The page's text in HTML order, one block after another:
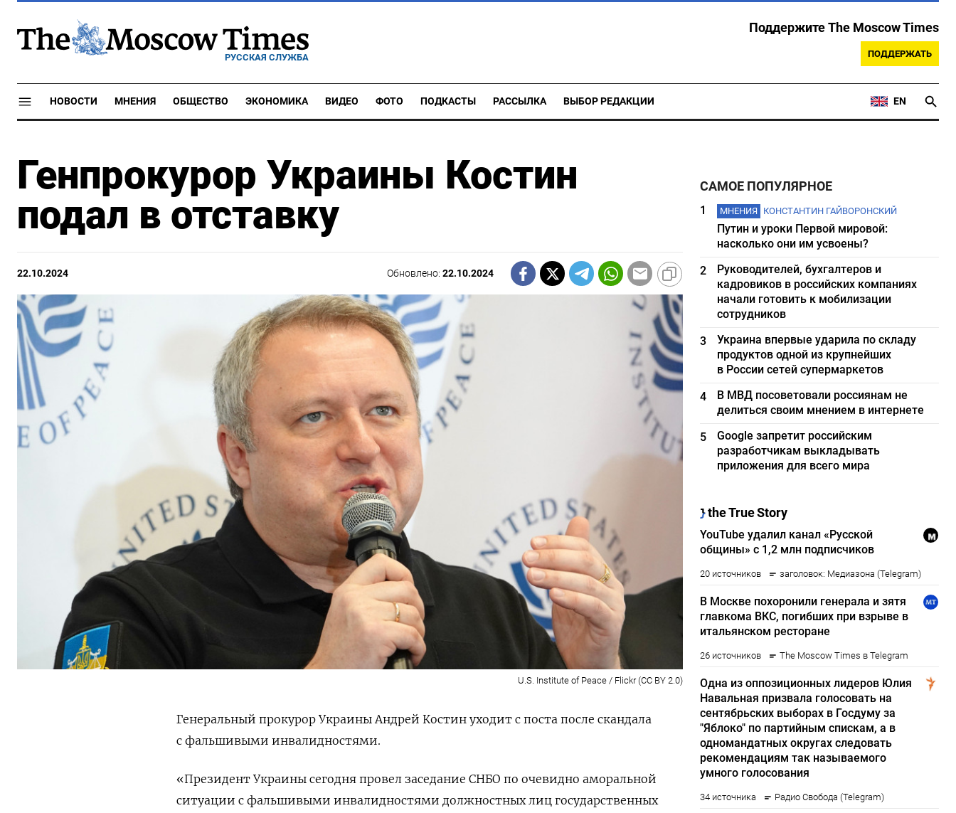
РУССКАЯ СЛУЖБА
Поддержите The Moscow Times
ПОДДЕРЖАТЬ
НОВОСТИ МНЕНИЯ ОБЩЕСТВО ЭКОНОМИКА ВИДЕО ФОТО ПОДКАСТЫ РАССЫЛКА ВЫБОР РЕДАКЦИИ EN
Генпрокурор Украины Костин
подал в отставку
22.10.2024 Обновлено:22.10.2024
U.S. Institute of Peace / Flickr (CC BY 2.0)
Генеральный прокурор Украины Андрей Костин уходит с поста после скандала
с фальшивыми инвалидностями.
«Президент Украины сегодня провел заседание СНБО по очевидно аморальной
ситуации с фальшивыми инвалидностями должностных лиц государственных
САМОЕ ПОПУЛЯРНОЕ
1 МНЕНИЯ КОНСТАНТИН ГАЙВОРОНСКИЙ
Путин и уроки Первой мировой:
насколько они им усвоены?
2
Руководителей, бухгалтеров и
кадровиков в российских компаниях
начали готовить к мобилизации
сотрудников
3
Украина впервые ударила по складу
продуктов одной из крупнейших
в России сетей супермаркетов
4
В МВД посоветовали россиянам не
делиться своим мнением в интернете
5
Google запретит российским
разработчикам выкладывать
приложения для всего мира